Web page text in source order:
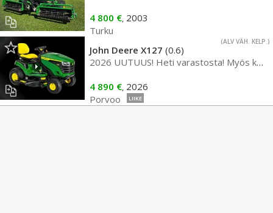
4 800 €, 2003
Turku
(ALV VÄH. KELP.)
John Deere X127 (0.6)
2026 UUTUUS! Heti varastosta! Myös kotiintoimitus!
4 890 €, 2026
Porvoo
LIIKE